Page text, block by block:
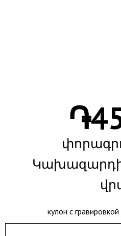
֏
Կախազարդի
кулон с